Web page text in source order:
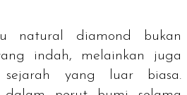
natural diamond
bukan
indah, melainkan juga
sejarah yang luar biasa.